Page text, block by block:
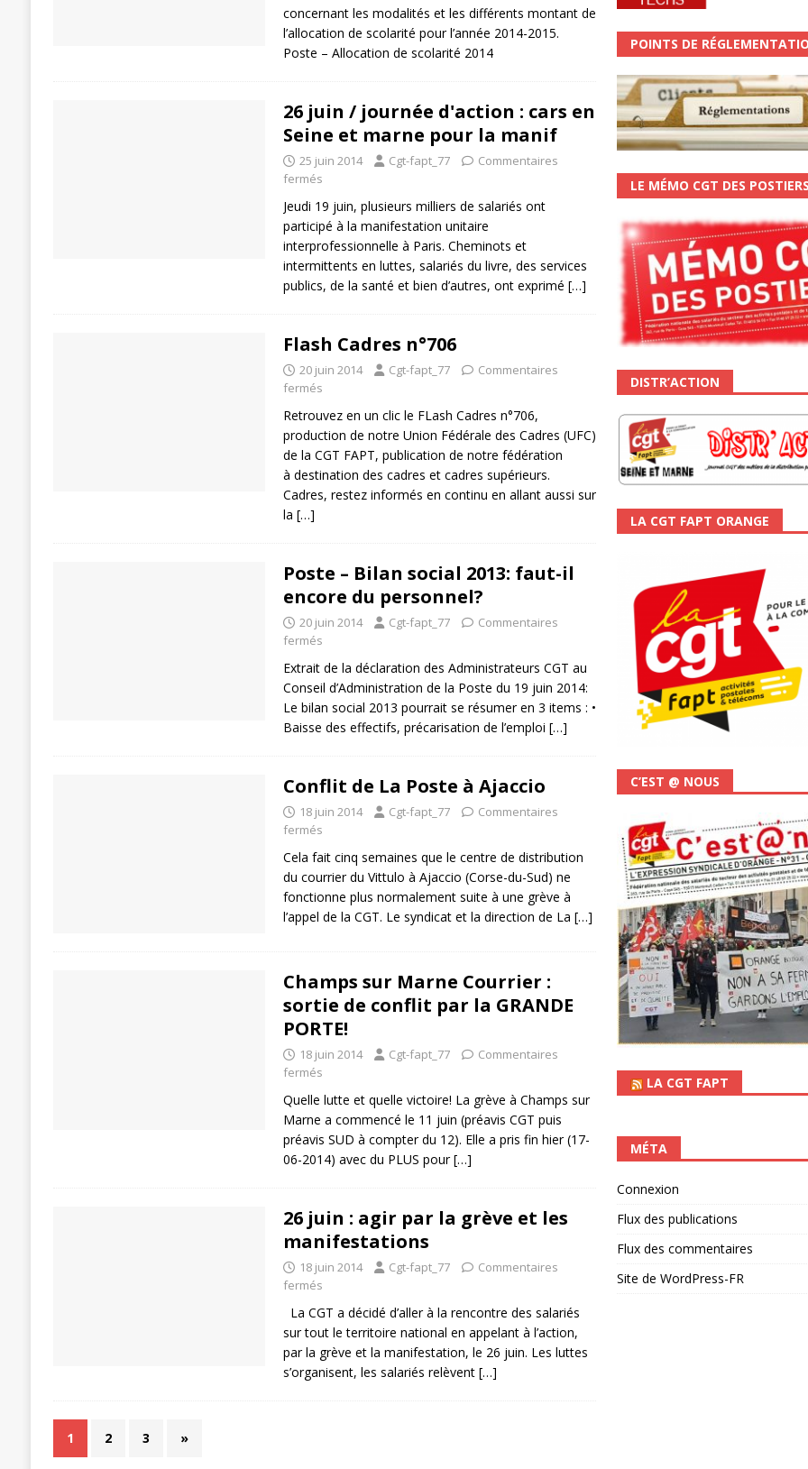
concernant les modalités et les différents montant de
l’allocation de scolarité pour l’année 2014-2015.
Poste – Allocation de scolarité 2014
26 juin / journée d'action : cars en
Seine et marne pour la manif
25 juin 2014 Cgt-fapt_77
Commentaires
fermés
Jeudi 19 juin, plusieurs milliers de salariés ont
participé à la manifestation unitaire
interprofessionnelle à Paris. Cheminots et
intermittents en luttes, salariés du livre, des services
publics, de la santé et bien d’autres, ont exprimé […]
Flash Cadres n°706
20 juin 2014 Cgt-fapt_77
Commentaires
fermés
Retrouvez en un clic le FLash Cadres n°706,
production de notre Union Fédérale des Cadres (UFC)
de la CGT FAPT, publication de notre fédération
à destination des cadres et cadres supérieurs.
Cadres, restez informés en continu en allant aussi sur
la […]
Poste – Bilan social 2013: faut-il
encore du personnel?
20 juin 2014 Cgt-fapt_77
Commentaires
fermés
Extrait de la déclaration des Administrateurs CGT au
Conseil d’Administration de la Poste du 19 juin 2014:
Le bilan social 2013 pourrait se résumer en 3 items : •
Baisse des effectifs, précarisation de l’emploi […]
Conflit de La Poste à Ajaccio
18 juin 2014 Cgt-fapt_77
Commentaires
fermés
Cela fait cinq semaines que le centre de distribution
du courrier du Vittulo à Ajaccio (Corse-du-Sud) ne
fonctionne plus normalement suite à une grève à
l’appel de la CGT. Le syndicat et la direction de La […]
Champs sur Marne Courrier :
sortie de conflit par la GRANDE
PORTE!
18 juin 2014 Cgt-fapt_77
Commentaires
fermés
Quelle lutte et quelle victoire! La grève à Champs sur
Marne a commencé le 11 juin (préavis CGT puis
préavis SUD à compter du 12). Elle a pris fin hier (17-
06-2014) avec du PLUS pour[…]
26 juin : agir par la grève et les
manifestations
18 juin 2014 Cgt-fapt_77
Commentaires
fermés
La CGT a décidé d’aller à la rencontre des salariés
sur tout le territoire national en appelant à l’action,
par la grève et la manifestation, le 26 juin. Les luttes
s’organisent, les salariés relèvent […]
1 2 3 »
POINTS DE
LE MÉMO CGT DES
DISTR’ACTION
LA CGT FAPT ORANGE
C’EST @ NOUS
LA CGT FAPT
MÉTA
Connexion
Flux des publications
Flux des commentaires
Site de WordPress-FR